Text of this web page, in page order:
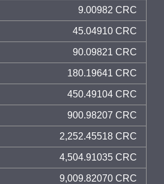
9.00982 CRC
45.04910 CRC
90.09821 CRC
180.19641 CRC
450.49104 CRC
900.98207 CRC
2,252.45518 CRC
4,504.91035 CRC
9,009.82070 CRC